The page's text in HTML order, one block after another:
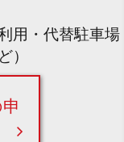
用・代替駐車場
）